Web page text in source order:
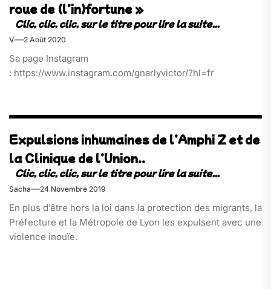
roue de (l’in)fortune »
V 2 Août 2020
Sa page Instagram
: https://www.instagram.com/gnarlyvictor/?hl=fr
Expulsions inhumaines de l’Amphi Z et de
la Clinique de l’Union..
Sacha 24 Novembre 2019
En plus d’être hors la loi dans la protection des migrants, la
Préfecture et la Métropole de Lyon les expulsent avec une
violence inouïe.